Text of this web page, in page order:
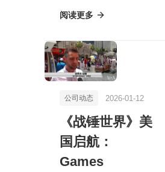
级！NS版全新亮相 + 贝
况揭晓》
阅读更多
公司动态 2026-01-12
《战锤世界》美
国启航：
Games